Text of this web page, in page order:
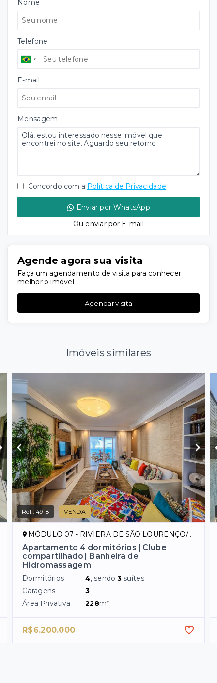
Nome
Telefone
E-mail
Mensagem
Concordo com a Política de Privacidade
Enviar por WhatsApp
Ou enviar por E-mail
Agende agora sua visita
Faça um agendamento de visita para conhecer
melhor o imóvel.
Agendar visita
Imóveis similares
Ref.:4918 VENDA
MÓDULO 07 - RIVIERA DE SÃO LOURENÇO/SP
Apartamento 4 dormitórios | Clube
compartilhado | Banheira de
Hidromassagem
Dormitórios 4, sendo3 suítes
Garagens
3
Área Privativa
228m²
R$6.200.000